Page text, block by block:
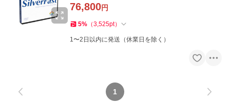
76,800円
5% （3,525pt）
1〜2日以内に発送（休業日を除く）
1